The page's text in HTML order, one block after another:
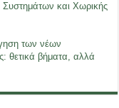
και Χωρικής
των νέων
θετικά βήματα, αλλά